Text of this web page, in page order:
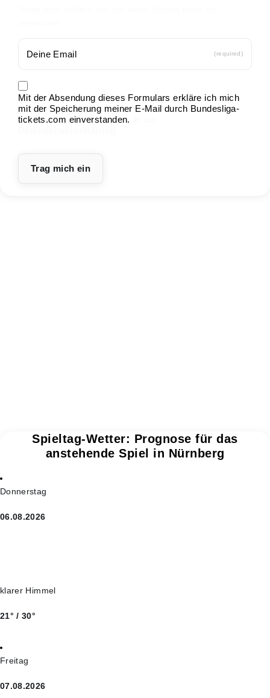
(required)
Mit der Absendung dieses Formulars erkläre ich mich
mit der Speicherung meiner E-Mail durch Bundesliga-
tickets.com einverstanden.
Spieltag-Wetter: Prognose für das
anstehende Spiel in Nürnberg
Donnerstag
06.08.2026
klarer Himmel
21° / 30°
Freitag
07.08.2026